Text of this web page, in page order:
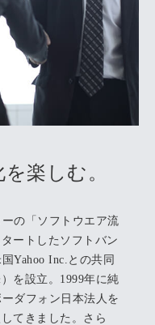
楽しむ。
の「ソフトウエア流
ートしたソフトバン
Yahoo Inc.との共同
を設立。1999年に純
ダフォン日本法人を
てきました。さら